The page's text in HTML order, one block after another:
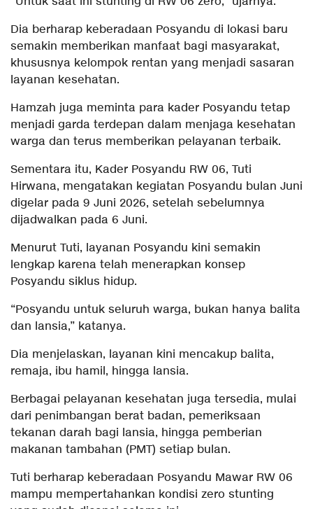
Dia berharap keberadaan Posyandu di lokasi baru
semakin memberikan manfaat bagi masyarakat,
khususnya kelompok rentan yang menjadi sasaran
layanan kesehatan.
Hamzah juga meminta para kader Posyandu tetap
menjadi garda terdepan dalam menjaga kesehatan
warga dan terus memberikan pelayanan terbaik.
Sementara itu, Kader Posyandu RW 06, Tuti
Hirwana, mengatakan kegiatan Posyandu bulan Juni
digelar pada 9 Juni 2026, setelah sebelumnya
dijadwalkan pada 6 Juni.
Menurut Tuti, layanan Posyandu kini semakin
lengkap karena telah menerapkan konsep
Posyandu siklus hidup.
“Posyandu untuk seluruh warga, bukan hanya balita
dan lansia,” katanya.
Dia menjelaskan, layanan kini mencakup balita,
remaja, ibu hamil, hingga lansia.
Berbagai pelayanan kesehatan juga tersedia, mulai
dari penimbangan berat badan, pemeriksaan
tekanan darah bagi lansia, hingga pemberian
makanan tambahan (PMT) setiap bulan.
Tuti berharap keberadaan Posyandu Mawar RW 06
mampu mempertahankan kondisi zero stunting